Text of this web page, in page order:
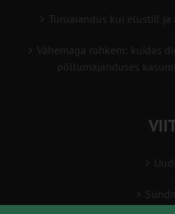
Turuaiandus kui elustiil ja
Vähemaga rohkem: kuidas
põllumajanduses